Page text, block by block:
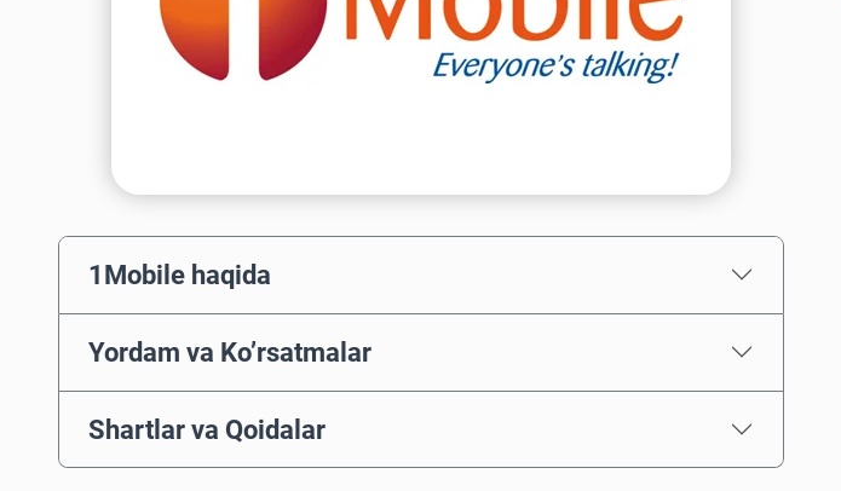
1Mobile haqida
Yordam va Ko’rsatmalar
Shartlar va Qoidalar